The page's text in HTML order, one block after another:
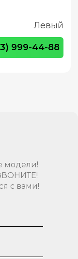
Левый
999-44-88
модели!
с вами!